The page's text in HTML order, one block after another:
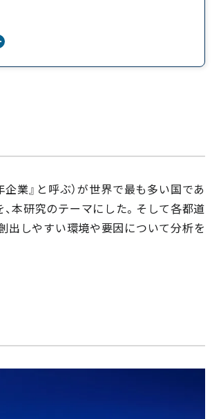
業』と呼ぶ）が世界で最も多い国であ
本研究のテーマにした。そして各都道
出しやすい環境や要因について分析を